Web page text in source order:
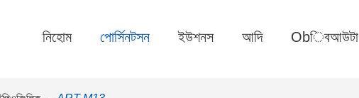
নিহোম পোর্সিনটসন ইউশনস আদি Obিবআউটা